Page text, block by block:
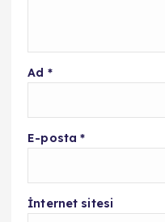
Ad *
E-posta*
İnternet sitesi